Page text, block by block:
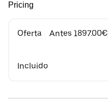
Pricing
Oferta
Antes
Incluido